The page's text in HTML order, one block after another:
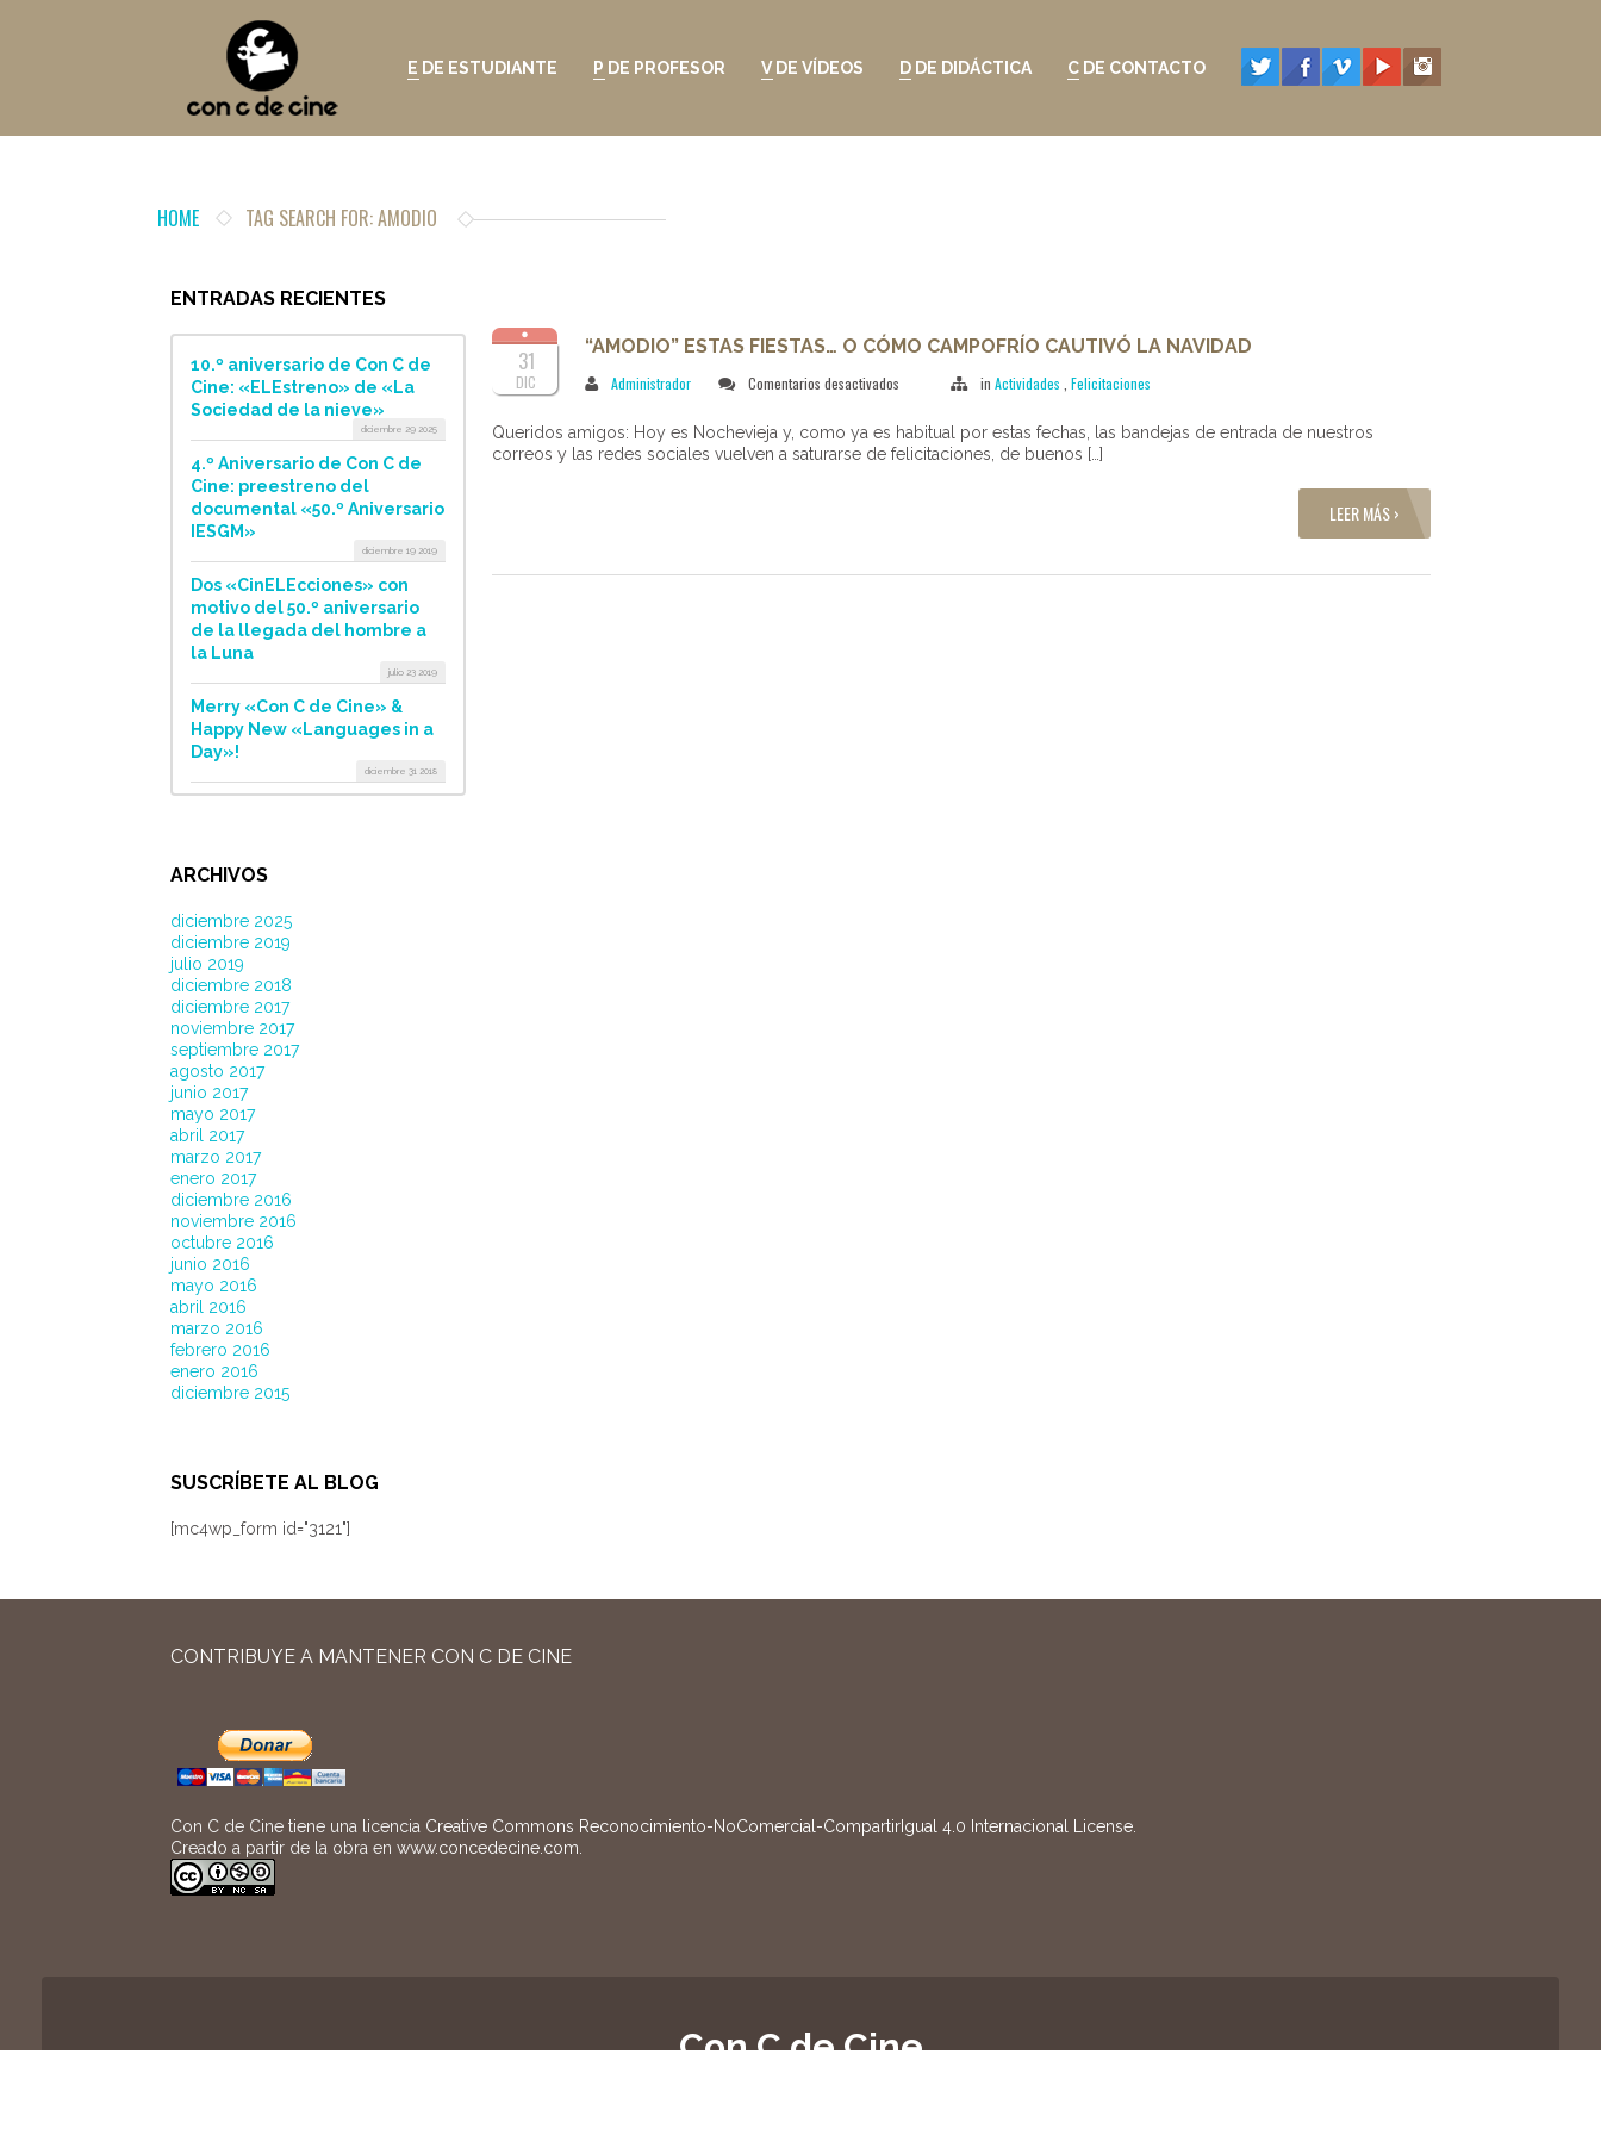
E DE ESTUDIANTE P DE PROFESOR V DE VÍDEOS D DE DIDÁCTICA C DE CONTACTO
HOME TAG SEARCH FOR: AMODIO
ENTRADAS RECIENTES
10.º aniversario de Con C de
Cine: «ELEstreno» de «La
Sociedad de la nieve»
diciembre 29 2025
4.º Aniversario de Con C de
Cine: preestreno del
documental «50.º Aniversario
IESGM»
diciembre 19 2019
Dos «CinELEcciones» con
motivo del 50.º aniversario
de la llegada del hombre a
la Luna
julio 23 2019
Merry «Con C de Cine» &
Happy New «Languages in a
Day»!
diciembre 31 2018
ARCHIVOS
diciembre 2025
diciembre 2019
julio 2019
diciembre 2018
diciembre 2017
noviembre 2017
septiembre 2017
agosto 2017
junio 2017
mayo 2017
abril 2017
marzo 2017
enero 2017
diciembre 2016
noviembre 2016
octubre 2016
junio 2016
mayo 2016
abril 2016
marzo 2016
febrero 2016
enero 2016
diciembre 2015
SUSCRÍBETE AL BLOG
[mc4wp_form id="3121"]
31
DIC
“AMODIO” ESTAS FIESTAS… O CÓMO CAMPOFRÍO CAUTIVÓ LA NAVIDAD
Administrador Comentarios desactivadosen
ESTAS
FIESTAS…
O
NAVIDAD
in Actividades Felicitaciones
Queridos amigos: Hoy es Nochevieja y, como ya es habitual por estas fechas, las bandejas de entrada de nuestros
correos y las redes sociales vuelven a saturarse de felicitaciones, de buenos […]
LEER MÁS ›
CONTRIBUYE A MANTENER CON C DE CINE
Con C de Cine tiene una licencia Creative Commons Reconocimiento-NoComercial-CompartirIgual 4.0 Internacional License.
Creado a partir de la obra en www.concedecine.com
Con C de Cine